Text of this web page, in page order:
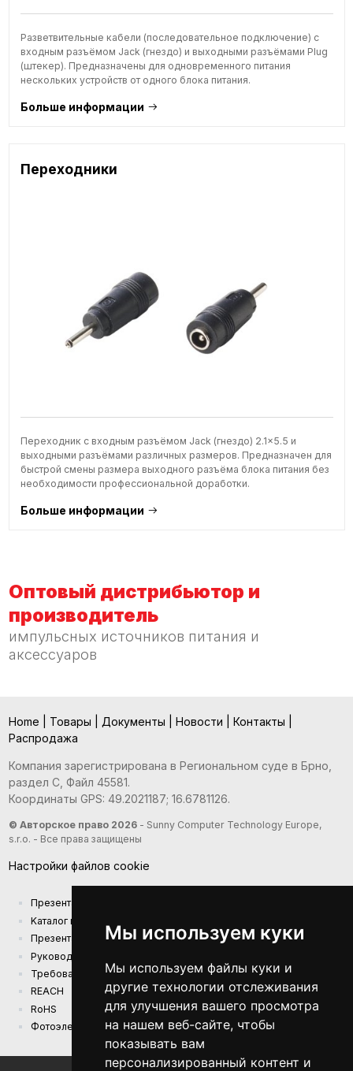
Мы используем куки
Мы используем файлы куки и
другие технологии отслеживания
для улучшения вашего просмотра
на нашем веб-сайте, чтобы
показывать вам
персонализированный контент и
Разветвительные кабели (последовательное подключение) с
входным разъёмом Jack (гнездо) и выходными разъёмами Plug
(штекер). Предназначены для одновременного питания
нескольких устройств от одного блока питания.
Больше информации
Переходники
Переходник с входным разъёмом Jack (гнездо) 2.1x5.5 и
выходными разъёмами различных размеров. Предназначен для
быстрой смены размера выходного разъёма блока питания без
необходимости профессиональной доработки.
Больше информации
Оптовый дистрибьютор и
производитель
импульсных источников питания и
аксессуаров
Home Товары Документы Новости Контакты
Распродажа
Компания зарегистрирована в Региональном суде в Брно,
раздел С, Файл 45581.
Координаты GPS: 49.2021187; 16.6781126.
© Авторское право 2026- Sunny Computer Technology Europe,
s.r.o. - Все права защищены
Настройки файлов cookie
Презентация компании
Kаталог продукции
Презентационный каталог
Руководства
Требования к экодизайну (EU) 2019/1782
REACH
RoHS
Фотоэлектрическая электростанция